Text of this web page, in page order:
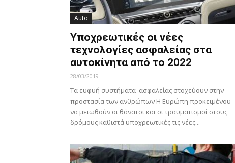
Auto
Υποχρεωτικές οι νέες
τεχνολογίες ασφαλείας στα
αυτοκίνητα από το 2022
28/03/2019
Τα ευφυή συστήματα ασφαλείας στοχεύουν στην
προστασία των ανθρώπων Η Ευρώπη προκειμένου
να μειωθούν οι θάνατοι και οι τραυματισμοί στους
δρόμους καθιστά υποχρεωτικές τις νέες...